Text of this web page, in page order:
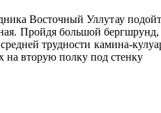
Восточный Уллутау
Пройдя большой
трудности камина-
на вторую полку под стенку